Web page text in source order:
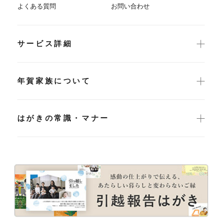
よくある質問 お問い合わせ
サービス詳細
年賀家族について
はがきの常識・マナー